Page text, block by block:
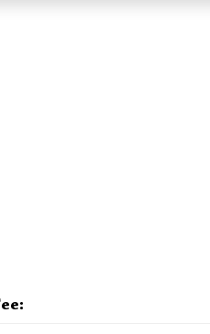
: